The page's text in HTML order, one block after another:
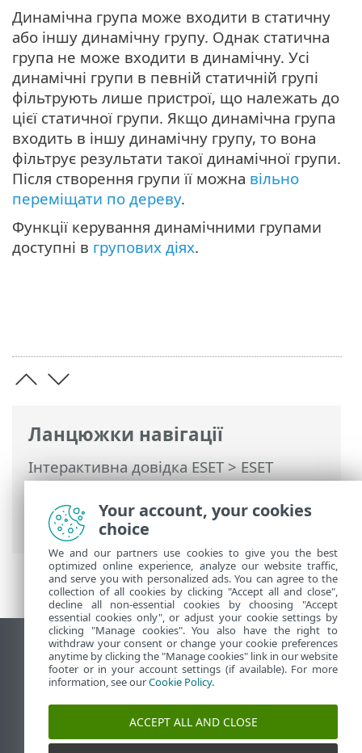
Ланцюжки навігації
Інтерактивна довідка ESET>ESET
PROTECT>Використання ESET PROTECT
ESET PROTECT Головне меню>
Комп’ютери>Групи > Динамічні групи
Динамічна група може входити в статичну
або іншу динамічну групу. Однак статична
група не може входити в динамічну. Усі
динамічні групи в певній статичній групі
фільтрують лише пристрої, що належать до
цієї статичної групи. Якщо динамічна група
входить в іншу динамічну групу, то вона
фільтрує результати такої динамічної групи.
Після створення групи її можна вільно
переміщати по дереву.
Функції керування динамічними групами
доступні в групових діях.
Переглянути повну версію
End of Life
База знань ESET
Форум ESET
ESET Status Portal
Your account, your cookies
choice
We and our partners use cookies to give you the best
optimized online experience, analyze our website traffic,
and serve you with personalized ads. You can agree to the
collection of all cookies by clicking "Accept all and close",
decline all non-essential cookies by choosing "Accept
essential cookies only", or adjust your cookie settings by
clicking "Manage cookies". You also have the right to
withdraw your consent or change your cookie preferences
anytime by clicking the "Manage cookies" link in our website
footer or in your account settings (if available). For more
information, see ourCookie Policy.
ACCEPT ALL AND CLOSE